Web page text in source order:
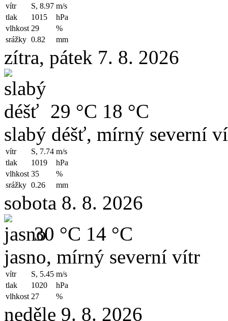
vítr S, 8.97 m/s
tlak
1015
hPa
vlhkost 29
%
srážky 0.82 mm
zítra, pátek 7. 8. 2026
29 °C 18 °C
slabý déšť, mírný severní
vítr S, 7.74 m/s
tlak
1019
hPa
vlhkost 35
%
srážky 0.26 mm
sobota 8. 8. 2026
30 °C 14 °C
jasno, mírný severní vítr
vítr S, 5.45 m/s
tlak
1020
hPa
vlhkost 27 %
neděle 9. 8. 2026